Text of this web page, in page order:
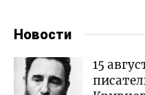
Новости
15